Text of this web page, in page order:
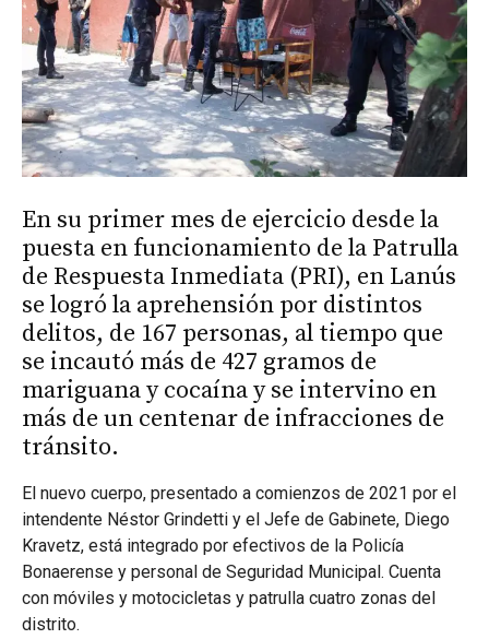
En su primer mes de ejercicio desde la
puesta en funcionamiento de la Patrulla
de Respuesta Inmediata (PRI), en Lanús
se logró la aprehensión por distintos
delitos, de 167 personas, al tiempo que
se incautó más de 427 gramos de
mariguana y cocaína y se intervino en
más de un centenar de infracciones de
tránsito.
El nuevo cuerpo, presentado a comienzos de 2021 por el
intendente Néstor Grindetti y el Jefe de Gabinete, Diego
Kravetz, está integrado por efectivos de la Policía
Bonaerense y personal de Seguridad Municipal. Cuenta
con móviles y motocicletas y patrulla cuatro zonas del
distrito.